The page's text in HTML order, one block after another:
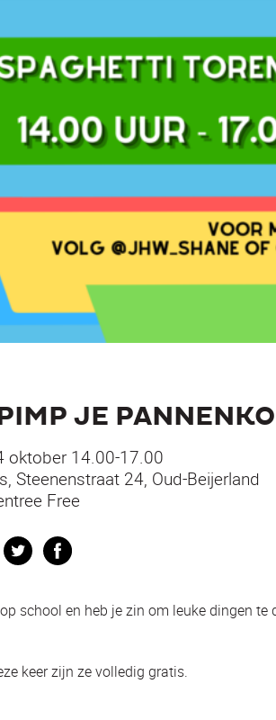
JE
oktober 14.00-17.00
Steenenstraat 24, Oud-Beijerland
Free
Twitter
school en heb je zin om leuke dingen te
keer zijn ze volledig gratis.